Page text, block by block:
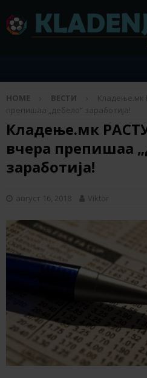
HOME ВЕСТИ
Кладење.мк
препишаа „дебело“ заработија!
Кладење.мк
вчера препишаа
заработија!
август 16, 2018 Viktor